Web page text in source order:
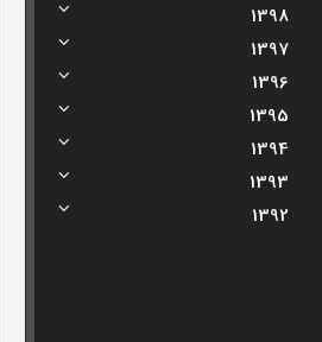
1398
1397
1396
1395
1394
1393
1392